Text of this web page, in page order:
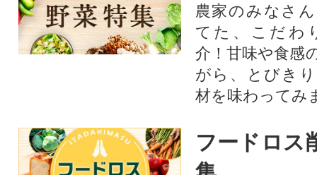
農家のみなさ
てた、こだわ
介！甘味や食感
がら、とびき
材を味わってみ
フードロス